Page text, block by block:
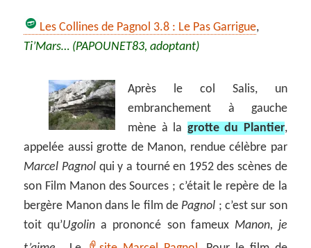
Les Collines de Pagnol 3.8 : Le Pas Garrigue,
Ti’Mars… (PAPOUNET83, adoptant)
Après le col Salis, un
embranchement à gauche
mène à la grotte du Plantier,
appelée aussi grotte de Manon, rendue célèbre par
Marcel Pagnol qui y a tourné en 1952 des scènes de
son Film Manon des Sources ; c’était le repère de la
bergère Manon dans le film de Pagnol ; c’est sur son
toit qu’Ugolin a prononcé son fameux Manon, je